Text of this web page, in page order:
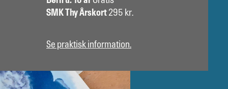
SMK Thy Årskort 295 kr.
Se praktisk information.